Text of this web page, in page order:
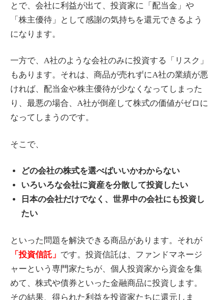
とで、会社に利益が出て、投資家に「配当金」や
「株主優待」として感謝の気持ちを還元できるよう
になります。
一方で、A社のような会社のみに投資する「リスク」
もあります。それは、商品が売れずにA社の業績が悪
ければ、配当金や株主優待が少なくなってしまった
り、最悪の場合、A社が倒産して株式の価値がゼロに
なってしまうのです。
そこで、
どの会社の株式を選べばいいかわからない
いろいろな会社に資産を分散して投資したい
日本の会社だけでなく、世界中の会社にも投資し
たい
といった問題を解決できる商品があります。それが
「投資信託」 です。投資信託は、ファンドマネージ
ャーという専門家たちが、個人投資家から資金を集
めて、株式や債券といった金融商品に投資します。
その結果、得られた利益を投資家たちに還元しま